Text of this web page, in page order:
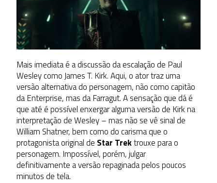
Mais imediata é a discussão da escalação de Paul
Wesley como James T. Kirk. Aqui, o ator traz uma
versão alternativa do personagem, não como capitão
da Enterprise, mas da Farragut. A sensação que dá é
que até é possível enxergar alguma versão de Kirk na
interpretação de Wesley – mas não se vê sinal de
William Shatner, bem como do carisma que o
protagonista original de Star Trektrouxe para o
personagem. Impossível, porém, julgar
definitivamente a versão repaginada pelos poucos
minutos de tela.